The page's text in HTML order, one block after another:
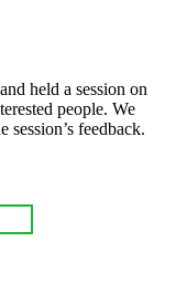
held a session on
people. We
session’s feedback.